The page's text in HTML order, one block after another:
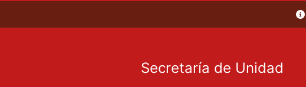
Secretaría de Unidad